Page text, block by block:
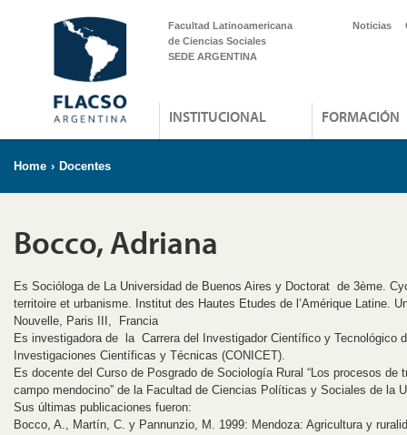
Facultad Latinoamericana
de Ciencias Sociales
SEDE ARGENTINA
Noticias
INSTITUCIONAL FORMACIÓN
Home › Docentes
Bocco, Adriana
Es Socióloga de La Universidad de Buenos Aires y Doctorat de 3ème.
territoire et urbanisme. Institut des Hautes Etudes de l’Amérique Latine.
Nouvelle, Paris III, Francia
Es investigadora de la Carrera del Investigador Científico y Tecnológico
Investigaciones Científicas y Técnicas (CONICET).
Es docente del Curso de Posgrado de Sociología Rural “Los procesos de
campo mendocino” de la Facultad de Ciencias Políticas y Sociales de la
Sus últimas publicaciones fueron:
Bocco, A., Martín, C. y Pannunzio, M. 1999: Mendoza: Agricultura y